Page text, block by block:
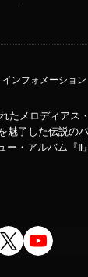
インフォメーション
たメロディアス
魅了した伝説の
ー・アルバム『Ⅱ